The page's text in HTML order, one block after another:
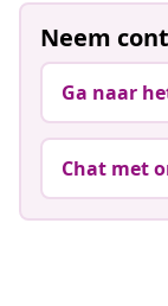
Neem
Ga naar
Chat met